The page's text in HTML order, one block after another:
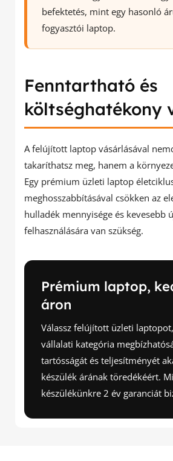
befektetés, mint egy hasonló
fogyasztói laptop.
Fenntartható és
költséghatékony
A felújított laptop vásárlásával
takaríthatsz meg, hanem a
Egy prémium üzleti laptop
meghosszabbításával csökken az
hulladék mennyisége és kevesebb
felhasználására van szükség.
Prémium laptop,
áron
Válassz felújított üzleti
vállalati kategória
tartósságát és teljesítményét
készülék árának töredékéért.
készülékünkre 2 év garanciát